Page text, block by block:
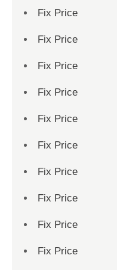
Fix Price
Fix Price
Fix Price
Fix Price
Fix Price
Fix Price
Fix Price
Fix Price
Fix Price
Fix Price